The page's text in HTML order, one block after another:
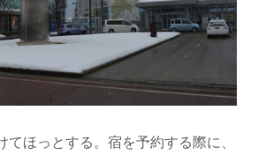
てほっとする。宿を予約する際に、